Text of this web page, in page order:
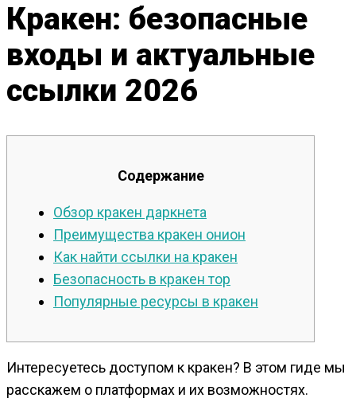
Кракен: безопасные
входы и актуальные
ссылки 2026
Содержание
Обзор кракен даркнета
Преимущества кракен онион
Как найти ссылки на кракен
Безопасность в кракен тор
Популярные ресурсы в кракен
Интересуетесь доступом к кракен? В этом гиде мы
расскажем о платформах и их возможностях.